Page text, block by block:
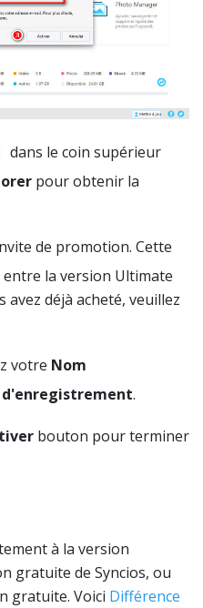
dans le coin supérieur
pour obtenir la
de promotion. Cette
la version Ultimate
déjà acheté, veuillez
votre Nom
d'enregistrement.
bouton pour terminer
à la version
gratuite de Syncios, ou
gratuite. Voici Différence